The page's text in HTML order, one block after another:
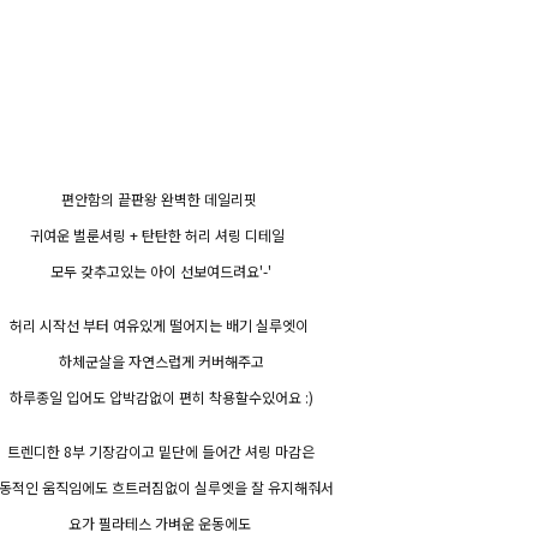
편안함의 끝판왕 완벽한 데일리핏
귀여운 벌룬셔링 + 탄탄한 허리 셔링 디테일
모두 갖추고있는 아이 선보여드려요'-'
허리 시작선 부터 여유있게 떨어지는 배기 실루엣이
하체군살을 자연스럽게 커버해주고
하루종일 입어도 압박감없이 편히 착용할수있어요 :)
트렌디한 8부 기장감이고 밑단에 들어간 셔링 마감은
적인 움직임에도 흐트러짐없이 실루엣을 잘 유지해줘서
요가 필라테스 가벼운 운동에도